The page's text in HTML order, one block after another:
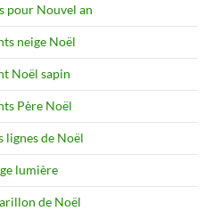
pour Nouvel an
neige Noël
Noël sapin
Père Noël
lignes de Noël
lumière
de Noël